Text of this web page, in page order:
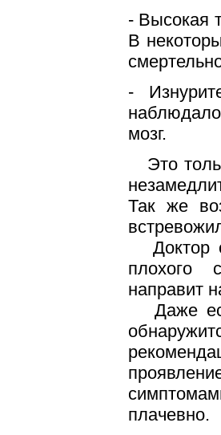
- Высокая
В
-
мозг.
Это
Так же
Доктор
плохого
направит
Даже
плачевно.